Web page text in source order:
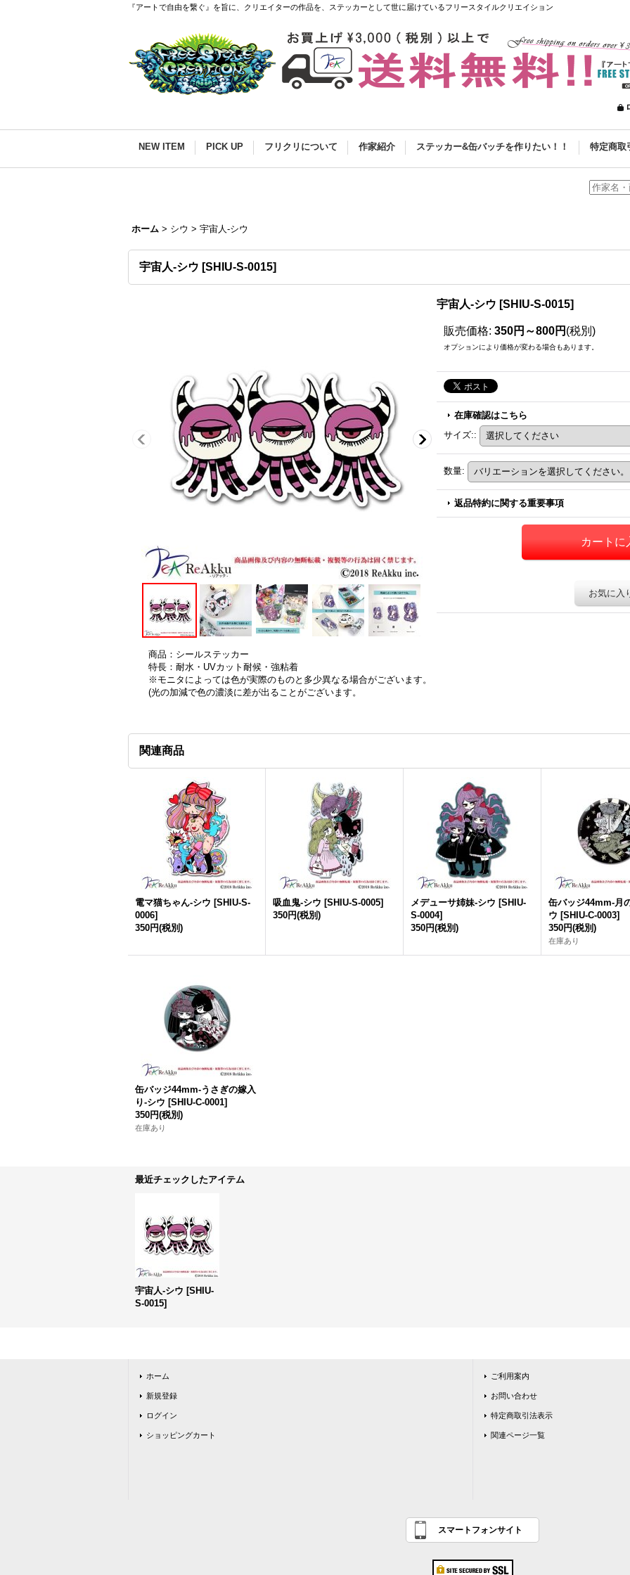
『アートで自由を繋ぐ』を旨に、クリエイターの作品を、ステッカーとして世に届けているフリースタイルクリエイション
NEW ITEM PICK UP フリクリについて 作家紹介 ステッカー&缶バッチを作りたい！！ 特定商取
ホーム > シウ > 宇宙人-シウ
宇宙人-シウ [SHIU-S-0015]
宇宙人-シウ [SHIU-S-0015]
販売価格: 350円～800円 (税別)
オプションにより価格が変わる場合もあります。
在庫確認はこちら
サイズ::
数量:
返品特約に関する重要事項
お気に入
商品：シールステッカー
特長：耐水・UVカット耐候・強粘着
※モニタによっては色が実際のものと多少異なる場合がございます。
(光の加減で色の濃淡に差が出ることがございます。
関連商品
電マ猫ちゃん-シウ [SHIU-S-
0006]
350円(税別)
吸血鬼-シウ [SHIU-S-0005]
350円(税別)
メデューサ姉妹-シウ [SHIU-
S-0004]
350円(税別)
缶バッジ44mm-月
ウ [SHIU-C-0003]
350円(税別)
在庫あり
缶バッジ44mm-うさぎの嫁入
り-シウ [SHIU-C-0001]
350円(税別)
在庫あり
最近チェックしたアイテム
宇宙人-シウ [SHIU-
S-0015]
ホーム
新規登録
ログイン
ショッピングカート
ご利用案内
お問い合わせ
特定商取引法表示
関連ページ一覧
スマートフォンサイト